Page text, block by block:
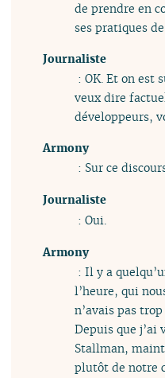
de prendre en
ses pratiques
Journaliste
: OK. Et on est
veux dire
développeurs,
Armony
: Sur ce
Journaliste
: Oui.
Armony
: Il y a
l’heure, qui
n’avais pas
Depuis que j’ai
Stallman,
plutôt de notre